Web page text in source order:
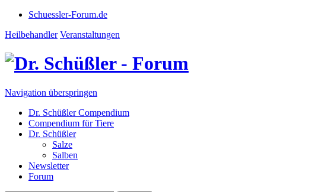
Schuessler-Forum.de
Heilbehandler Veranstaltungen
Navigation überspringen
Dr. Schüßler Compendium
Compendium für Tiere
Dr. Schüßler
Salze
Salben
Newsletter
Forum